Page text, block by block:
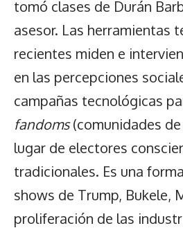
tomó clases de Durán
asesor. Las herramientas
recientes miden e
en las percepciones
campañas tecnológicas
fandoms(comunidades
lugar de electores
tradicionales. Es una
shows de Trump, Bukele,
proliferación de las